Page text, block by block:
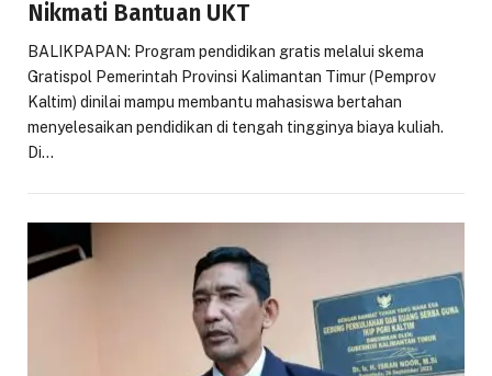
Nikmati Bantuan UKT
BALIKPAPAN: Program pendidikan gratis melalui skema
Gratispol Pemerintah Provinsi Kalimantan Timur (Pemprov
Kaltim) dinilai mampu membantu mahasiswa bertahan
menyelesaikan pendidikan di tengah tingginya biaya kuliah.
Di…